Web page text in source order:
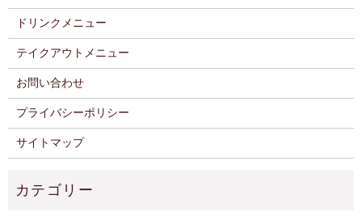
ドリンクメニュー
テイクアウトメニュー
お問い合わせ
プライバシーポリシー
サイトマップ